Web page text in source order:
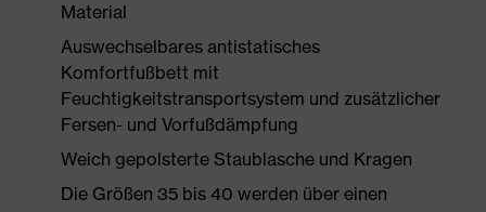
Material
Auswechselbares antistatisches
Komfortfußbett mit
Feuchtigkeitstransportsystem und zusätzlicher
Fersen- und Vorfußdämpfung
Weich gepolsterte Staublasche und Kragen
Die Größen 35 bis 40 werden über einen